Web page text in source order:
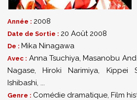
Année : 2008
Date de Sortie : 20 Août 2008
De : Mika Ninagawa
Avec : Anna Tsuchiya,Masanobu
Nagase,Hiroki Narimiya, Kippei
Ishibashi, ...
Genre : Comédie dramatique, Film